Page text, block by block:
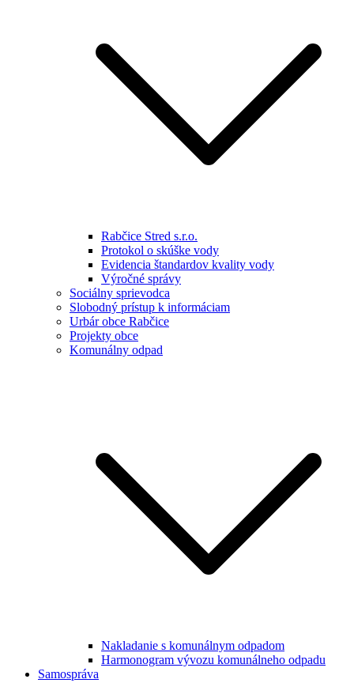
Rabčice Stred s.r.o.
Protokol o skúške vody
Evidencia štandardov kvality vody
Výročné správy
Sociálny sprievodca
Slobodný prístup k informáciam
Urbár obce Rabčice
Projekty obce
Komunálny odpad
Nakladanie s komunálnym odpadom
Harmonogram vývozu komunálneho odpadu
Samospráva